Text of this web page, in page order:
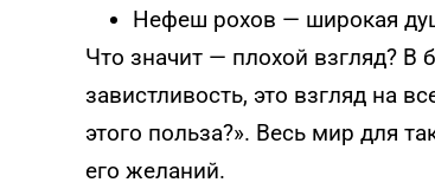
Нефеш рохов — широкая
Что значит — плохой взгляд?
завистливость, это взгляд на
этого польза?». Весь мир для
его желаний.